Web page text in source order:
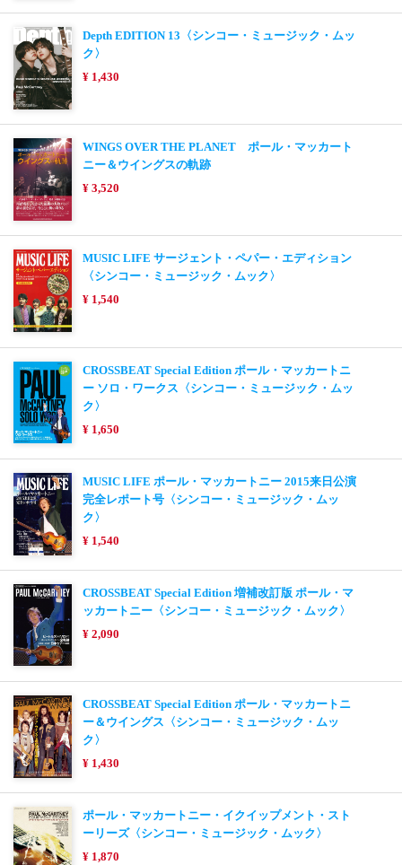
Depth EDITION 13〈シンコー・ミュージック・ムッ
ク〉
¥ 1,430
WINGS OVER THE PLANET ポール・マッカート
ニー＆ウイングスの軌跡
¥ 3,520
MUSIC LIFE サージェント・ペパー・エディション
〈シンコー・ミュージック・ムック〉
¥ 1,540
CROSSBEAT Special Edition ポール・マッカートニ
ー ソロ・ワークス〈シンコー・ミュージック・ムッ
ク〉
¥ 1,650
MUSIC LIFE ポール・マッカートニー 2015来日公演
完全レポート号〈シンコー・ミュージック・ムッ
ク〉
¥ 1,540
CROSSBEAT Special Edition 増補改訂版 ポール・マ
ッカートニー〈シンコー・ミュージック・ムック〉
¥ 2,090
CROSSBEAT Special Edition ポール・マッカートニ
ー＆ウイングス〈シンコー・ミュージック・ムッ
ク〉
¥ 1,430
ポール・マッカートニー・イクイップメント・スト
ーリーズ〈シンコー・ミュージック・ムック〉
¥ 1,870